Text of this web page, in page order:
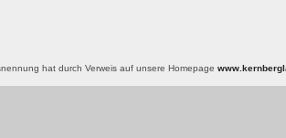
hat durch Verweis auf unsere Homepage